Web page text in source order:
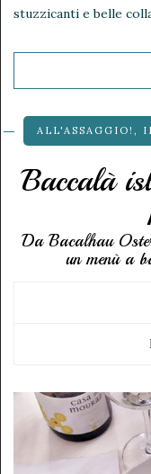
stuzzicanti e belle
ALL'ASSAGGIO! ,
Baccalà
Da Bacalhau
un menù a